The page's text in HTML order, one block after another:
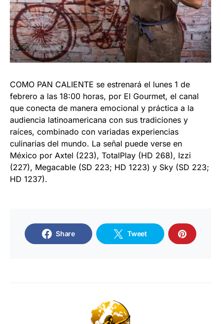
COMO PAN CALIENTE se estrenará el lunes 1 de
febrero a las 18:00 horas, por El Gourmet, el canal
que conecta de manera emocional y práctica a la
audiencia latinoamericana con sus tradiciones y
raíces, combinado con variadas experiencias
culinarias del mundo. La señal puede verse en
México por Axtel (223), TotalPlay (HD 268), Izzi
(227), Megacable (SD 223; HD 1223) y Sky (SD 223;
HD 1237).
Share Tweet